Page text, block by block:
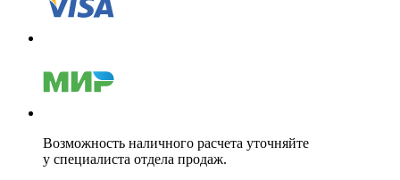
Возможность наличного расчета уточняйте
у специалиста отдела продаж.